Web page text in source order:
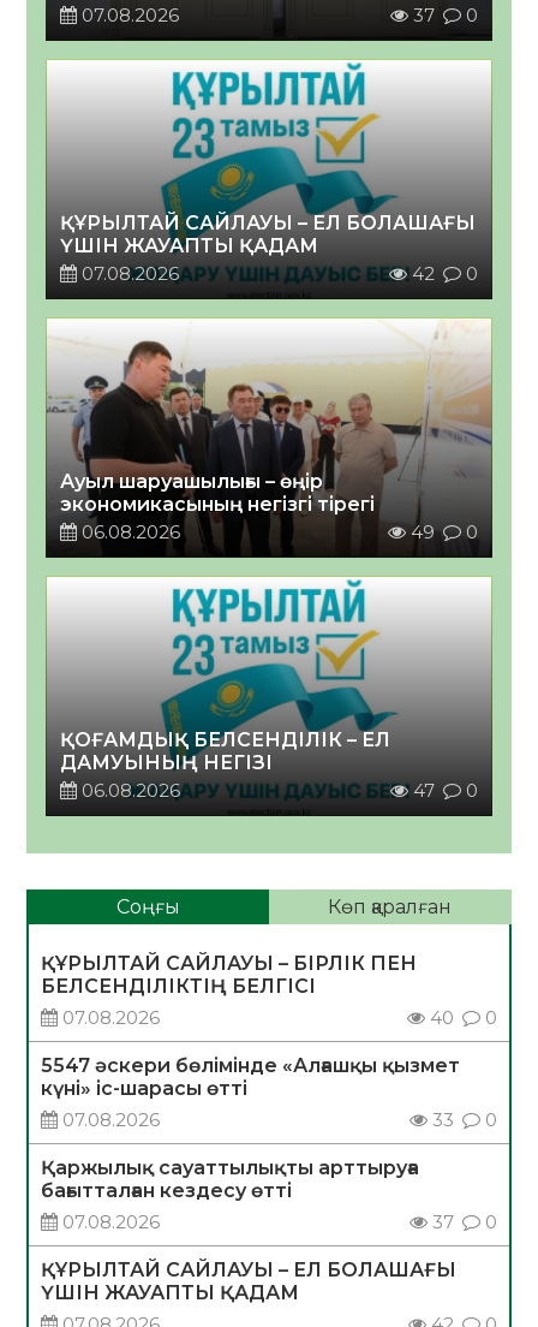
07.08.2026
37 0
ҚҰРЫЛТАЙ САЙЛАУЫ – ЕЛ БОЛАШАҒЫ
ҮШІН ЖАУАПТЫ ҚАДАМ
07.08.2026
42 0
Ауыл шаруашылығы – өңір
экономикасының негізгі тірегі
06.08.2026
49 0
ҚОҒАМДЫҚ БЕЛСЕНДІЛІК – ЕЛ
ДАМУЫНЫҢ НЕГІЗІ
06.08.2026
47 0
Соңғы Көп қаралған
ҚҰРЫЛТАЙ САЙЛАУЫ – БІРЛІК ПЕН
БЕЛСЕНДІЛІКТІҢ БЕЛГІСІ
07.08.2026
40 0
5547 әскери бөлімінде «Алғашқы қызмет
күні» іс-шарасы өтті
07.08.2026
33 0
Қаржылық сауаттылықты арттыруға
бағытталған кездесу өтті
07.08.2026
37 0
ҚҰРЫЛТАЙ САЙЛАУЫ – ЕЛ БОЛАШАҒЫ
ҮШІН ЖАУАПТЫ ҚАДАМ